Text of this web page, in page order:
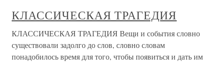
КЛАССИЧЕСКАЯ ТРАГЕДИЯ
КЛАССИЧЕСКАЯ ТРАГЕДИЯ Вещи и события словно
существовали задолго до слов, словно словам
понадобилось время для того, чтобы появиться и дать им